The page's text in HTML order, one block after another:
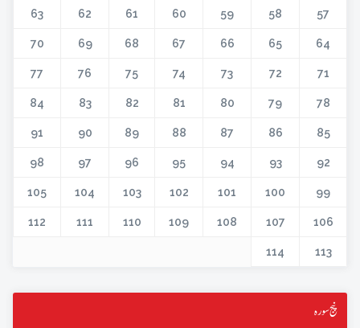
57
58
59
60
61
62
63
64
65
66
67
68
69
70
71
72
73
74
75
76
77
78
79
80
81
82
83
84
85
86
87
88
89
90
91
92
93
94
95
96
97
98
99
100
101
102
103
104
105
106
107
108
109
110
111
112
113
114
پنج سورہ